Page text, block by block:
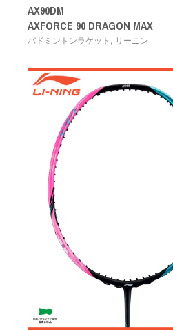
AX90DM
AXFORCE 90 DRAGON MAX
バドミントンラケット , リーニン